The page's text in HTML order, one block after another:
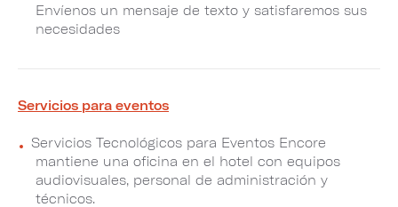
Envíenos un mensaje de texto y satisfaremos sus
necesidades
Servicios para eventos
Servicios Tecnológicos para Eventos Encore
mantiene una oficina en el hotel con equipos
audiovisuales, personal de administración y
técnicos.